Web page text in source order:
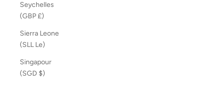
Seychelles
(GBP £)
Sierra Leone
(SLL Le)
Singapour
(SGD $)